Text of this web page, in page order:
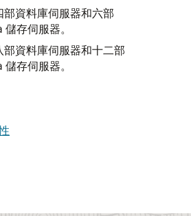
部資料庫伺服器和六部
存伺服器。
部資料庫伺服器和十二部
存伺服器。